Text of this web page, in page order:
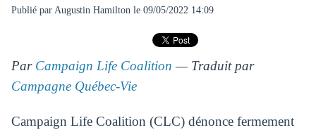
Publié par Augustin Hamilton le 09/05/2022 14:09
Par Campaign Life Coalition — Traduit par
Campagne Québec-Vie
Campaign Life Coalition (CLC) dénonce fermement